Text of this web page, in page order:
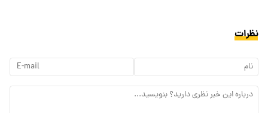
نظرات